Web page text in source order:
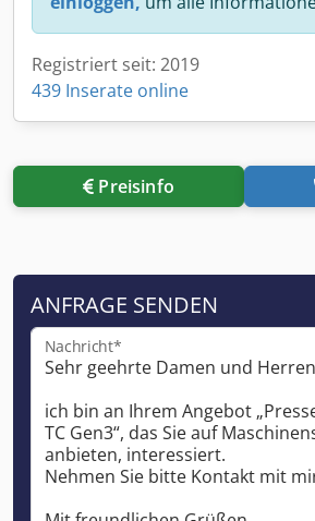
Registriert seit: 2019
439 Inserate online
Preisinfo
ANFRAGE SENDEN
Nachricht*